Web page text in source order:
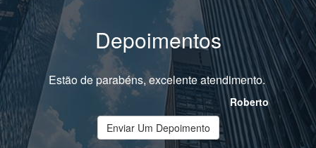
Depoimentos
Estão de parabéns, excelente atendimento.